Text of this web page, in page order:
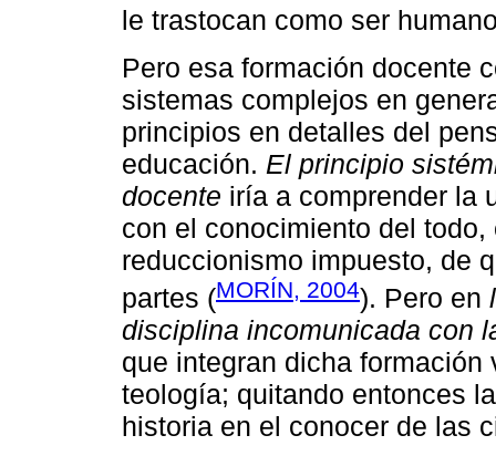
le trastocan como ser
Pero esa formación docente
sistemas complejos en
principios en detalles del
educación. El principio
docente iría a comprender la
con el conocimiento del
reduccionismo impuesto, de
partes (MORÍN, 2004). Pero en
disciplina incomunicada con
que integran dicha
teología; quitando entonces
historia en el conocer de las